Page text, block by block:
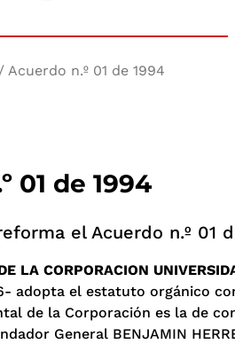
/ Acuerdo n.º 01 de 1994
01 de 1994
el Acuerdo n.º 01
LA CORPORACION
adopta el estatuto orgánico
de la Corporación es la de
General BENJAMIN